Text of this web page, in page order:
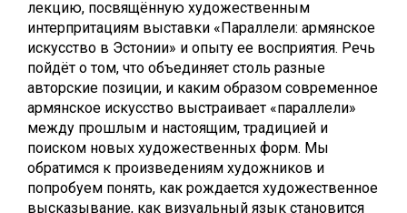
лекцию, посвящённую художественным
интерпритациям выставки «Параллели: армянское
искусство в Эстонии» и опыту ее восприятия. Речь
пойдёт о том, что объединяет столь разные
авторские позиции, и каким образом современное
армянское искусство выстраивает «параллели»
между прошлым и настоящим, традицией и
поиском новых художественных форм. Мы
обратимся к произведениям художников и
попробуем понять, как рождается художественное
высказывание, как визуальный язык становится